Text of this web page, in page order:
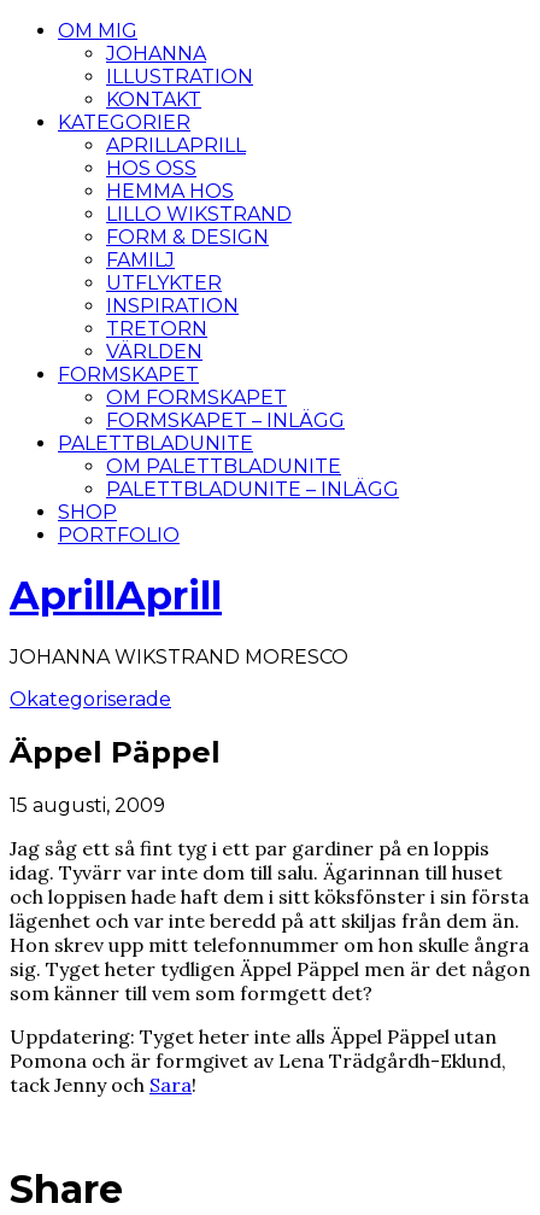
OM MIG
JOHANNA
ILLUSTRATION
KONTAKT
KATEGORIER
APRILLAPRILL
HOS OSS
HEMMA HOS
LILLO WIKSTRAND
FORM & DESIGN
FAMILJ
UTFLYKTER
INSPIRATION
TRETORN
VÄRLDEN
FORMSKAPET
OM FORMSKAPET
FORMSKAPET – INLÄGG
PALETTBLADUNITE
OM PALETTBLADUNITE
PALETTBLADUNITE – INLÄGG
SHOP
PORTFOLIO
AprillAprill
JOHANNA WIKSTRAND MORESCO
Okategoriserade
Äppel Päppel
15 augusti, 2009
Jag såg ett så fint tyg i ett par gardiner på en loppis
idag. Tyvärr var inte dom till salu. Ägarinnan till huset
och loppisen hade haft dem i sitt köksfönster i sin första
lägenhet och var inte beredd på att skiljas från dem än.
Hon skrev upp mitt telefonnummer om hon skulle ångra
sig. Tyget heter tydligen Äppel Päppel men är det någon
som känner till vem som formgett det?
Uppdatering: Tyget heter inte alls Äppel Päppel utan
Pomona och är formgivet av Lena Trädgårdh-Eklund,
tack Jenny och Sara!
Share